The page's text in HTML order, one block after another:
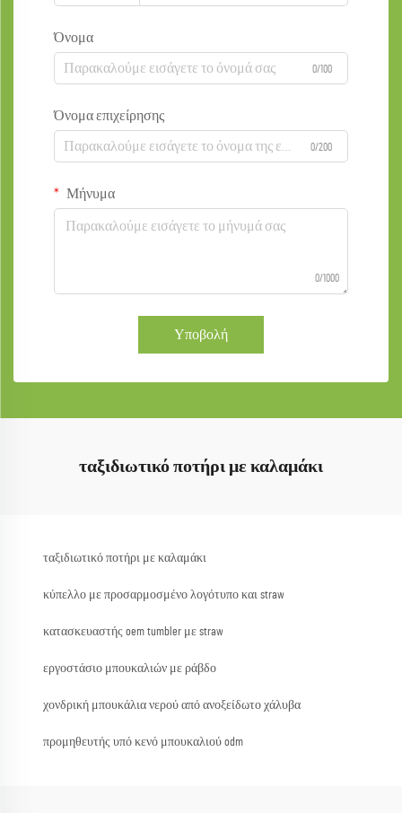
Όνομα
0/100
Όνομα επιχείρησης
0/200
Μήνυμα
0/1000
Υποβολή
ταξιδιωτικό ποτήρι με καλαμάκι
ταξιδιωτικό ποτήρι με καλαμάκι
κύπελλο με προσαρμοσμένο λογότυπο και straw
κατασκευαστής oem tumbler με straw
εργοστάσιο μπουκαλιών με ράβδο
χονδρική μπουκάλια νερού από ανοξείδωτο χάλυβα
προμηθευτής υπό κενό μπουκαλιού odm